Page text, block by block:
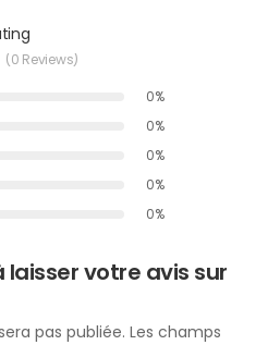
(0 Reviews)
0%
0%
0%
0%
0%
laisser votre avis sur
pas publiée. Les champs